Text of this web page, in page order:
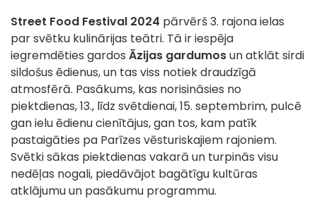
Street Food Festival 2024 pārvērš 3. rajona ielas
par svētku kulinārijas teātri. Tā ir iespēja
iegremdēties gardos Āzijas gardumosun atklāt sirdi
sildošus ēdienus, un tas viss notiek draudzīgā
atmosfērā. Pasākums, kas norisināsies no
piektdienas, 13., līdz svētdienai, 15. septembrim, pulcē
gan ielu ēdienu cienītājus, gan tos, kam patīk
pastaigāties pa Parīzes vēsturiskajiem rajoniem.
Svētki sākas piektdienas vakarā un turpinās visu
nedēļas nogali, piedāvājot bagātīgu kultūras
atklājumu un pasākumu programmu.